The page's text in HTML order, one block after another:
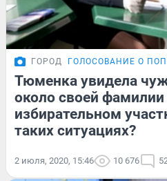
ГОРОД ГОЛОСОВАНИЕ О
Тюменка увидела
около своей фамилии
избирательном
таких ситуациях?
2 июля, 2020, 15:46 10 676